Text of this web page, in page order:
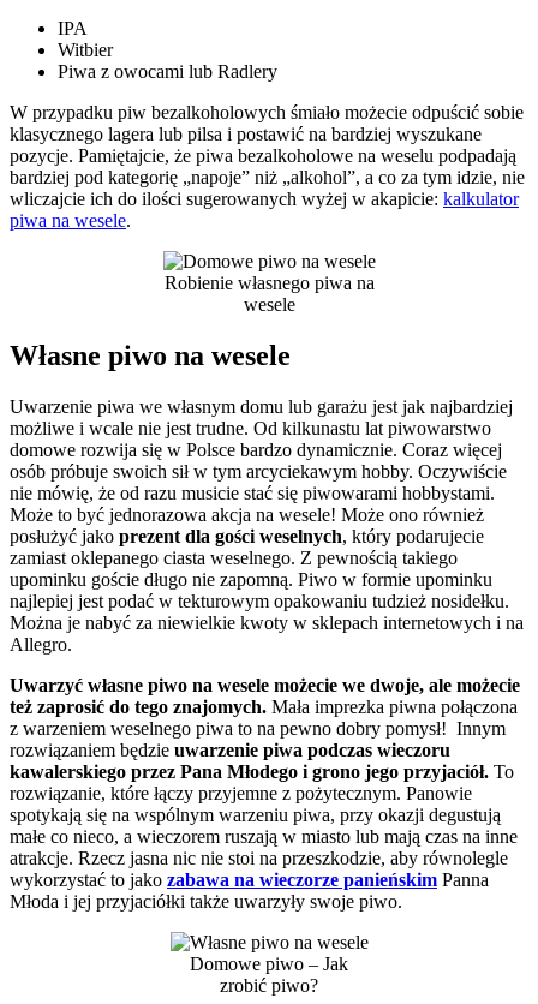
IPA
Witbier
Piwa z owocami lub Radlery
W przypadku piw bezalkoholowych śmiało możecie odpuścić sobie
klasycznego lagera lub pilsa i postawić na bardziej wyszukane
pozycje. Pamiętajcie, że piwa bezalkoholowe na weselu podpadają
bardziej pod kategorię „napoje” niż „alkohol”, a co za tym idzie, nie
wliczajcie ich do ilości sugerowanych wyżej w akapicie: kalkulator
piwa na wesele.
Robienie własnego piwa na
wesele
Własne piwo na wesele
Uwarzenie piwa we własnym domu lub garażu jest jak najbardziej
możliwe i wcale nie jest trudne. Od kilkunastu lat piwowarstwo
domowe rozwija się w Polsce bardzo dynamicznie. Coraz więcej
osób próbuje swoich sił w tym arcyciekawym hobby. Oczywiście
nie mówię, że od razu musicie stać się piwowarami hobbystami.
Może to być jednorazowa akcja na wesele! Może ono również
posłużyć jako prezent dla gości weselnych, który podarujecie
zamiast oklepanego ciasta weselnego. Z pewnością takiego
upominku goście długo nie zapomną. Piwo w formie upominku
najlepiej jest podać w tekturowym opakowaniu tudzież nosidełku.
Można je nabyć za niewielkie kwoty w sklepach internetowych i na
Allegro.
Uwarzyć własne piwo na wesele możecie we dwoje, ale możecie
też zaprosić do tego znajomych. Mała imprezka piwna połączona
z warzeniem weselnego piwa to na pewno dobry pomysł! Innym
rozwiązaniem będzie uwarzenie piwa podczas wieczoru
kawalerskiego przez Pana Młodego i grono jego przyjaciół. To
rozwiązanie, które łączy przyjemne z pożytecznym. Panowie
spotykają się na wspólnym warzeniu piwa, przy okazji degustują
małe co nieco, a wieczorem ruszają w miasto lub mają czas na inne
atrakcje. Rzecz jasna nic nie stoi na przeszkodzie, aby równolegle
wykorzystać to jako zabawa na wieczorze panieńskim Panna
Młoda i jej przyjaciółki także uwarzyły swoje piwo.
Domowe piwo – Jak
zrobić piwo?